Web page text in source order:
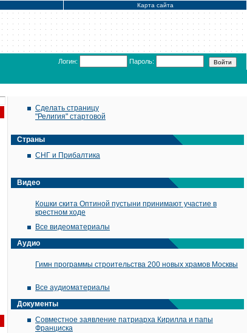
Карта сайта
Логин: Пароль:
Сделать страницу
"Религия" стартовой
Страны
СНГ и Прибалтика
Видео
Кошки скита Оптиной пустыни принимают участие в
крестном ходе
Все видеоматериалы
Аудио
Гимн программы строительства 200 новых храмов Москвы
Все аудиоматериалы
Документы
Совместное заявление патриарха Кирилла и папы
Франциска